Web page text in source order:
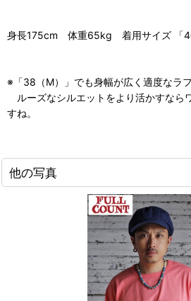
身長175cm 体重65kg 着用サイズ 「
※「38（M）」でも身幅が広く適度なラ
ルーズなシルエットをより活かすなら
すね。
他の写真